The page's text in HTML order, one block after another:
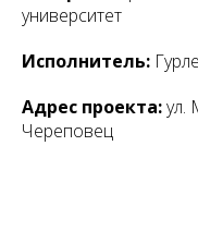
университет
Исполнитель:
Адрес проекта:ул.
Череповец